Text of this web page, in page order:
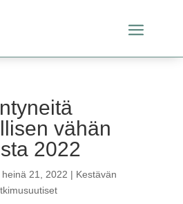
vähän
2022
heinä 21, 2022 | Kestävän